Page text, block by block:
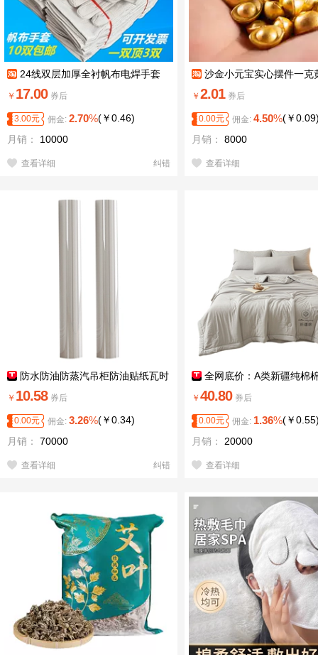
24线双层加厚全衬帆布电焊手套
￥ 17.00 券后
3.00元 佣金: 2.70%(￥0.46)
月销：
10000
查看详细 纠错
沙金小元宝实心摆件一克
招财进宝桌面鱼缸家居装饰
￥ 2.01 券后
0.00元 佣金: 4.50%(￥0.09
月销：
8000
查看详细
防水防油防蒸汽吊柜防油贴纸瓦时
￥ 10.58 券后
0.00元 佣金: 3.26%(￥0.34)
月销：
70000
查看详细 纠错
全网底价：A类新疆纯棉
￥ 40.80 券后
0.00元 佣金: 1.36%(￥0.55
月销：
20000
查看详细